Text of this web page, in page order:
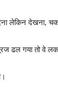
लेकिन देखना,
ढल गया तो वे